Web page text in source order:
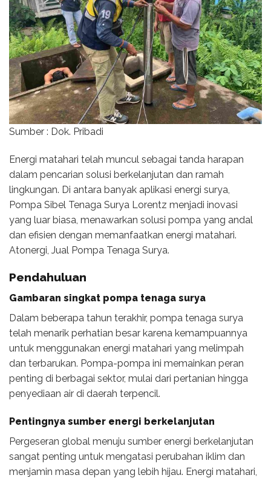
Sumber : Dok. Pribadi
Energi matahari telah muncul sebagai tanda harapan
dalam pencarian solusi berkelanjutan dan ramah
lingkungan. Di antara banyak aplikasi energi surya,
Pompa Sibel Tenaga Surya Lorentz menjadi inovasi
yang luar biasa, menawarkan solusi pompa yang andal
dan efisien dengan memanfaatkan energi matahari.
Atonergi, Jual Pompa Tenaga Surya.
Pendahuluan
Gambaran singkat pompa tenaga surya
Dalam beberapa tahun terakhir, pompa tenaga surya
telah menarik perhatian besar karena kemampuannya
untuk menggunakan energi matahari yang melimpah
dan terbarukan. Pompa-pompa ini memainkan peran
penting di berbagai sektor, mulai dari pertanian hingga
penyediaan air di daerah terpencil.
Pentingnya sumber energi berkelanjutan
Pergeseran global menuju sumber energi berkelanjutan
sangat penting untuk mengatasi perubahan iklim dan
menjamin masa depan yang lebih hijau. Energi matahari,